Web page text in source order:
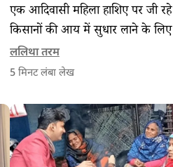
एक आदिवासी महिला हाशिए पर जी रहे
किसानों की आय में सुधार लाने के लिए
एकत्रित करने वाली एक किसान उत्पादक
कम्पनी (फ़ार्मर प्रोड़्यूसर कम्पनी या
मालिक महिलाएँ हैं।
ललिथा तरम
5मिनट लंबा लेख